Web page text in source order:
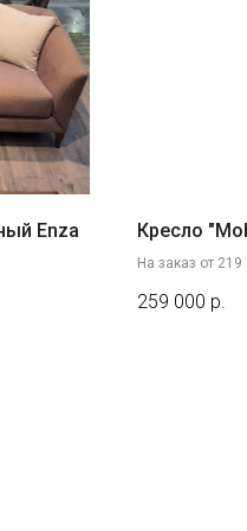
Enza
Кресло
На заказ от 219
259 000 р.